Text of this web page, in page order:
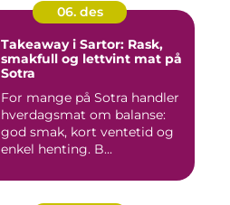
06. des
Takeaway i Sartor: Rask,
smakfull og lettvint mat på
Sotra
For mange på Sotra handler
hverdagsmat om balanse:
god smak, kort ventetid og
enkel henting. B...